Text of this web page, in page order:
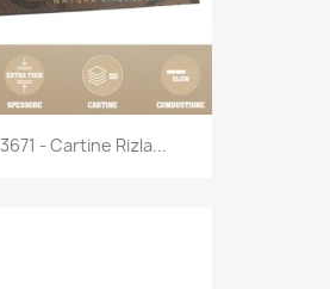
Anteprima
- Cartine Rizla...